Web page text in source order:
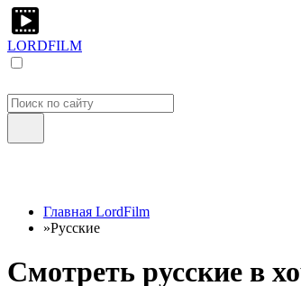
LORDFILM
Главная LordFilm
»Русские
Смотреть русские в